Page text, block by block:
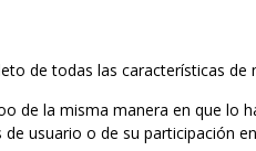
de todas las características de
de la misma manera en que lo
usuario o de su participación